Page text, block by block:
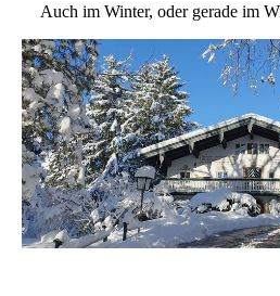
Auch im Winter, oder gerade im